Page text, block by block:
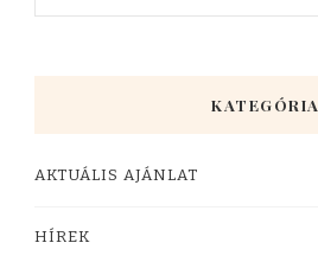
KATEGÓRIA
AKTUÁLIS AJÁNLAT
HÍREK